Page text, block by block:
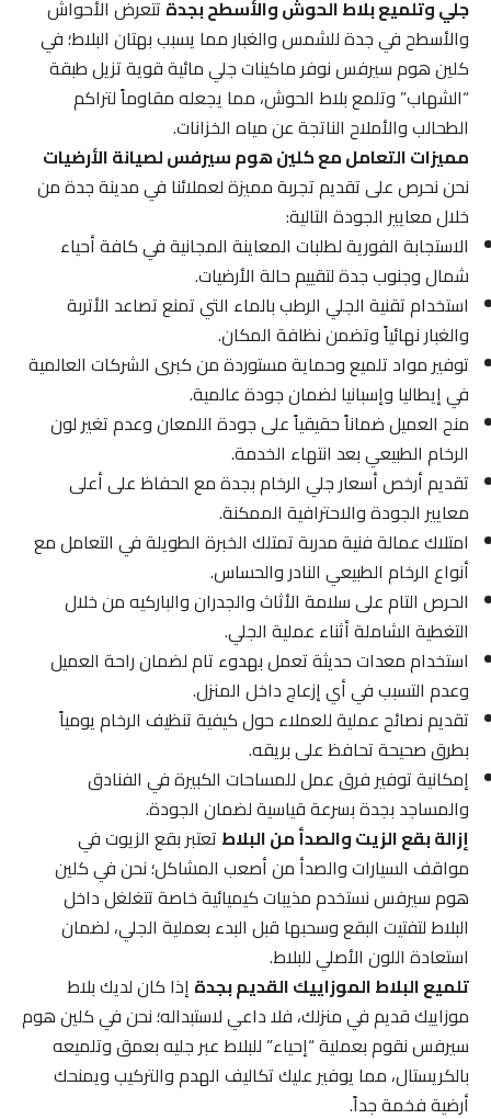
جلي وتلميع بلاط الحوش والأسطح بجدةتتعرض الأحواش
والأسطح في جدة للشمس والغبار مما يسبب بهتان البلاط؛ في
كلين هوم سيرفس نوفر ماكينات جلي مائية قوية تزيل طبقة
“الشهاب” وتلمع بلاط الحوش، مما يجعله مقاوماً لتراكم
الطحالب والأملاح الناتجة عن مياه الخزانات.
مميزات التعامل مع كلين هوم سيرفس لصيانة الأرضيات
نحن نحرص على تقديم تجربة مميزة لعملائنا في مدينة جدة من
خلال معايير الجودة التالية:
الاستجابة الفورية لطلبات المعاينة المجانية في كافة أحياء
شمال وجنوب جدة لتقييم حالة الأرضيات.
استخدام تقنية الجلي الرطب بالماء التي تمنع تصاعد الأتربة
والغبار نهائياً وتضمن نظافة المكان.
توفير مواد تلميع وحماية مستوردة من كبرى الشركات العالمية
في إيطاليا وإسبانيا لضمان جودة عالمية.
منح العميل ضماناً حقيقياً على جودة اللمعان وعدم تغير لون
الرخام الطبيعي بعد انتهاء الخدمة.
تقديم أرخص أسعار جلي الرخام بجدة مع الحفاظ على أعلى
معايير الجودة والاحترافية الممكنة.
امتلاك عمالة فنية مدربة تمتلك الخبرة الطويلة في التعامل مع
أنواع الرخام الطبيعي النادر والحساس.
الحرص التام على سلامة الأثاث والجدران والباركيه من خلال
التغطية الشاملة أثناء عملية الجلي.
استخدام معدات حديثة تعمل بهدوء تام لضمان راحة العميل
وعدم التسبب في أي إزعاج داخل المنزل.
تقديم نصائح عملية للعملاء حول كيفية تنظيف الرخام يومياً
بطرق صحيحة تحافظ على بريقه.
إمكانية توفير فرق عمل للمساحات الكبيرة في الفنادق
والمساجد بجدة بسرعة قياسية لضمان الجودة.
إزالة بقع الزيت والصدأ من البلاطتعتبر بقع الزيوت في
مواقف السيارات والصدأ من أصعب المشاكل؛ نحن في كلين
هوم سيرفس نستخدم مذيبات كيميائية خاصة تتغلغل داخل
البلاط لتفتيت البقع وسحبها قبل البدء بعملية الجلي، لضمان
استعادة اللون الأصلي للبلاط.
تلميع البلاط الموزاييك القديم بجدةإذا كان لديك بلاط
موزاييك قديم في منزلك، فلا داعي لاستبداله؛ نحن في كلين هوم
سيرفس نقوم بعملية “إحياء” للبلاط عبر جليه بعمق وتلميعه
بالكريستال، مما يوفير عليك تكاليف الهدم والتركيب ويمنحك
أرضية فخمة جداً.